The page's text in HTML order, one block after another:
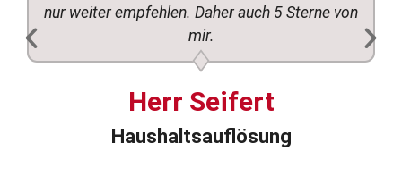
nur weiter empfehlen. Daher auch 5 Sterne von
mir.
Herr Seifert
Haushaltsauflösung